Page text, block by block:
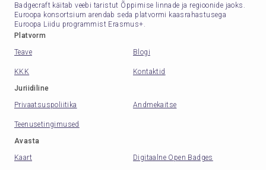
Badgecraft käitab veebi taristut Õppimise linnade ja regioonide jaoks.
Euroopa konsortsium arendab seda platvormi kaasrahastusega
Euroopa Liidu programmist Erasmus+.
Platvorm
Teave
Blogi
KKK
Kontaktid
Juriidiline
Privaatsuspoliitika
Andmekaitse
Teenusetingimused
Avasta
Kaart
Digitaalne Open Badges